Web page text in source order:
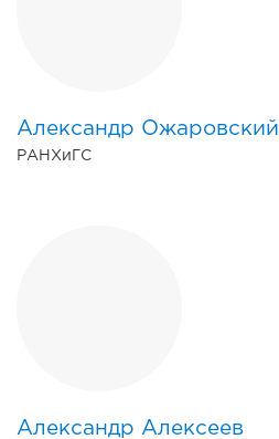
Александр Ожаровский
РАНХиГС
Александр Алексеев